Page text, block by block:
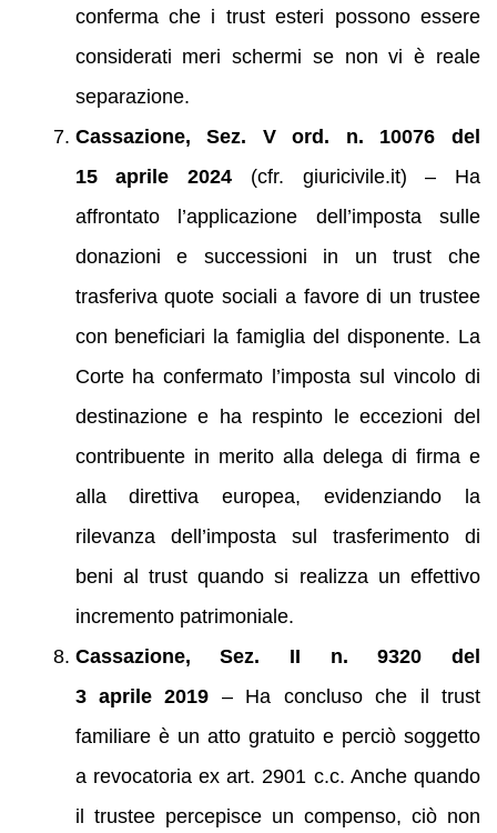
conferma che i trust esteri possono essere
considerati meri schermi se non vi è reale
separazione.
Cassazione, Sez. V ord. n. 10076 del
15 aprile 2024 (cfr. giuricivile.it) – Ha
affrontato l’applicazione dell’imposta sulle
donazioni e successioni in un trust che
trasferiva quote sociali a favore di un trustee
con beneficiari la famiglia del disponente. La
Corte ha confermato l’imposta sul vincolo di
destinazione e ha respinto le eccezioni del
contribuente in merito alla delega di firma e
alla direttiva europea, evidenziando la
rilevanza dell’imposta sul trasferimento di
beni al trust quando si realizza un effettivo
incremento patrimoniale.
Cassazione, Sez. II n. 9320 del
3 aprile 2019 – Ha concluso che il trust
familiare è un atto gratuito e perciò soggetto
a revocatoria ex art. 2901 c.c. Anche quando
il trustee percepisce un compenso, ciò non